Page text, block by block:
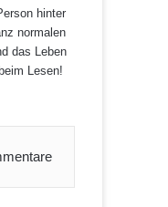
hinter
normalen
das Leben
Lesen!